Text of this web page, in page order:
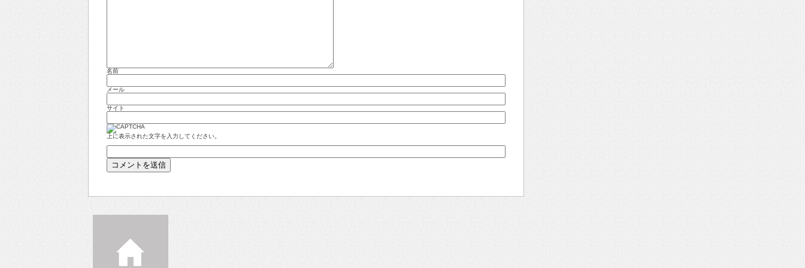
名前
メール
サイト
上に表示された文字を入力してください。